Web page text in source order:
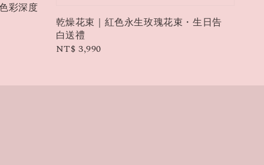
彩深度
乾燥花束｜紅色永生玫瑰花束・生日告
白送禮
Regular
NT$ 3,990